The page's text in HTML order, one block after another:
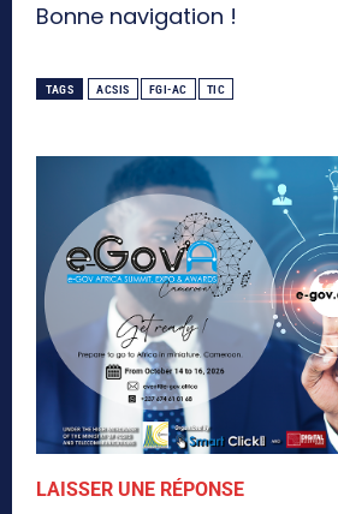
Bonne navigation !
TAGS ACSIS FGI-AC TIC
LAISSER UNE RÉPONSE